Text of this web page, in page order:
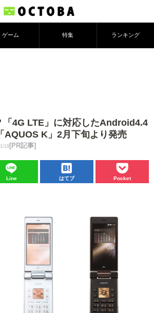
ゲーム 特集 ランキング
「4G LTE」に対応したAndroid4.4
AQUOS K」2月下旬より発売
19[PR記事]
Line はてブ Pocket